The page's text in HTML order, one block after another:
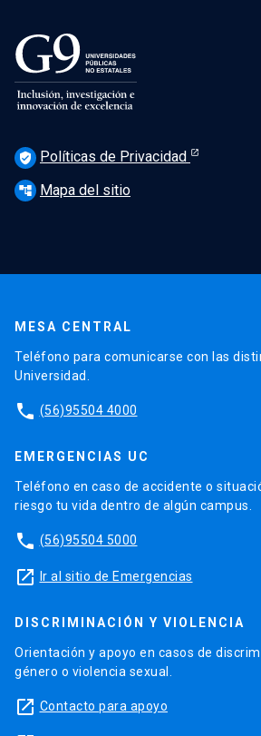
verified_user Políticas de Privacidad
account_tree Mapa del sitio
MESA CENTRAL
Teléfono para comunicarse con las
Universidad.
phone (56)95504 4000
EMERGENCIAS UC
Teléfono en caso de accidente o
riesgo tu vida dentro de algún campus.
phone (56)95504 5000
launch Ir al sitio de Emergencias
DISCRIMINACIÓN Y VIOLENCIA
Orientación y apoyo en casos de
género o violencia sexual.
launch Contacto para apoyo